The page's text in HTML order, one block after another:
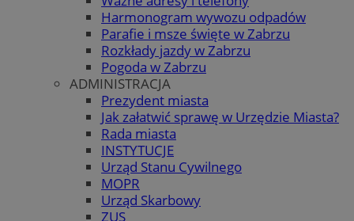
Harmonogram wywozu odpadów
Parafie i msze święte w Zabrzu
Rozkłady jazdy w Zabrzu
Pogoda w Zabrzu
ADMINISTRACJA
Prezydent miasta
Jak załatwić sprawę w Urzędzie Miasta?
Rada miasta
INSTYTUCJE
Urząd Stanu Cywilnego
MOPR
Urząd Skarbowy
ZUS